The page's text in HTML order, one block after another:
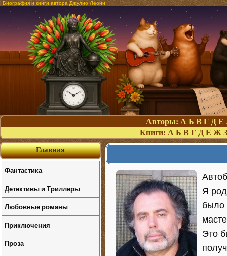
Биография и книги автора Джулио Леони
Авторы: А Б В Г Д Е
Книги: А Б В Г Д Е Ж З
Я
было
Это
Главная
Фантастика
Детективы и Триллеры
Любовные романы
Приключения
Проза